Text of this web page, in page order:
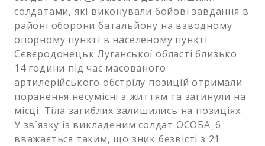
солдатами, які виконували бойові завдання в
районі оборони батальйону на взводному
опорному пункті в населеному пункті
Сєвєродонецьк Луганської області близько
14 години під час масованого
артилерійського обстрілу позицій отримали
поранення несумісні з життям та загинули на
місці. Тіла загиблих залишились на позиціях.
У зв`язку із викладеним солдат ОСОБА_6
вважається таким, що зник безвісті з 21